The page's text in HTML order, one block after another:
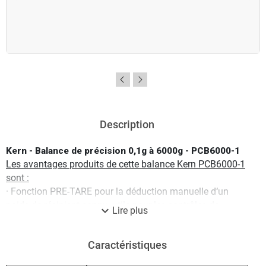
Description
Kern - Balance de précision 0,1g à 6000g - PCB6000-1
Les avantages produits de cette balance Kern PCB6000-1
sont :
· Fonction PRE-TARE pour la déduction manuelle d‘un
poids de récipient connu, utile pour les contrôles de
affichage direct en longueur de fil g/m, poids de papier
expand_more Lire plus
Caractéristiques